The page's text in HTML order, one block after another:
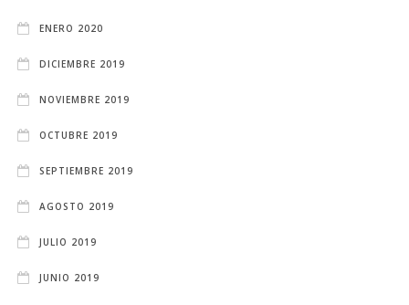
ENERO 2020
DICIEMBRE 2019
NOVIEMBRE 2019
OCTUBRE 2019
SEPTIEMBRE 2019
AGOSTO 2019
JULIO 2019
JUNIO 2019